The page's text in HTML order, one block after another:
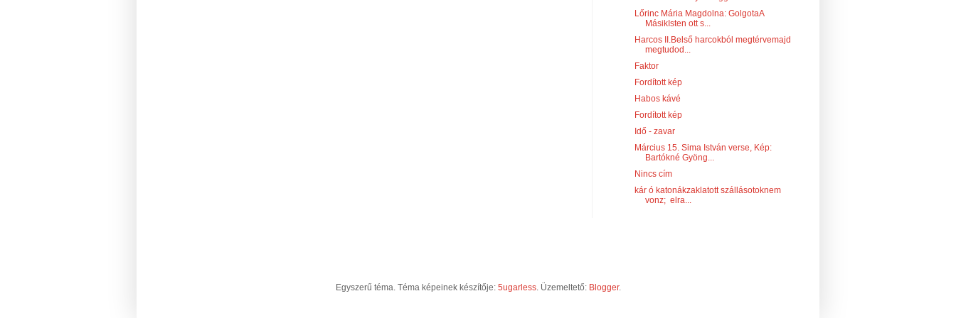
Lőrinc Mária Magdolna: GolgotaA
MásikIsten ott s...
Harcos II.Belső harcokból megtérvemajd
megtudod...
Faktor
Fordított kép
Habos kávé
Fordított kép
Idő - zavar
Március 15. Sima István verse, Kép:
Bartókné Gyöng...
Nincs cím
kár ó katonákzaklatott szállásotoknem
vonz; elra...
Egyszerű téma. Téma képeinek készítője: 5ugarless. Üzemeltető: Blogger.